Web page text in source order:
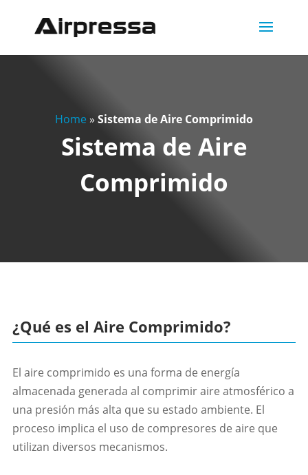
Home » Sistema de Aire Comprimido
Sistema de Aire
Comprimido
¿Qué es el Aire Comprimido?
El aire comprimido es una forma de energía
almacenada generada al comprimir aire atmosférico a
una presión más alta que su estado ambiente. El
proceso implica el uso de compresores de aire que
utilizan diversos mecanismos.